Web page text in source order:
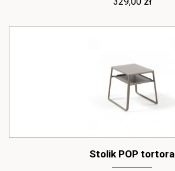
Stolik POP tortora